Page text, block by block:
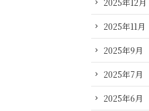
2025年11月
2025年9月
2025年7月
2025年6月